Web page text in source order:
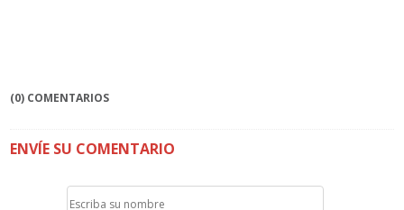
(0) COMENTARIOS
ENVÍE SU COMENTARIO